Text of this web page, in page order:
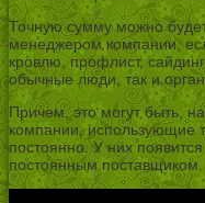
Точную сумму можно
менеджером компании,
кровлю, профлист,
обычные люди, так и
Причем, это могут быть,
компании, использующие
постоянно. У них
постоянным поставщиком.